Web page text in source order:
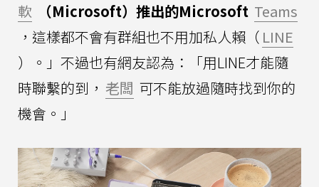
軟
（Microsoft）推出的Microsoft Teams
，這樣都不會有群組也不用加私人賴（ LINE
）。」不過也有網友認為：「用LINE才能隨
時聯繫的到， 老闆 可不能放過隨時找到你的
機會。」